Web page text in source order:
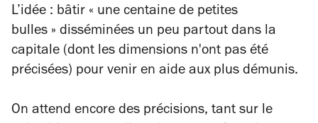
L’idée : bâtir « une centaine de petites
bulles » disséminées un peu partout dans la
capitale (dont les dimensions n'ont pas été
précisées) pour venir en aide aux plus démunis.
On attend encore des précisions, tant sur le